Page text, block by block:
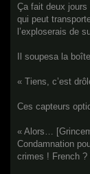
Ça fait deux jours
qui peut
l’exploserais de
Il soupesa la
« Tiens, c’est
Ces capteurs
« Alors…
Condamnation
crimes ! French